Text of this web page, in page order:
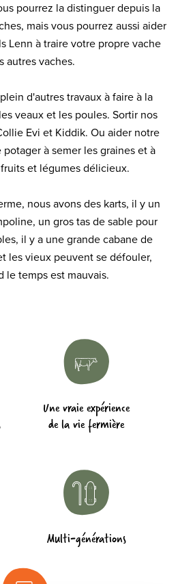
pourrez la distinguer depuis la
mais vous pourrez aussi aider
Lenn à traire votre propre vache
autres vaches.
d'autres travaux à faire à la
veaux et les poules. Sortir nos
Evi et Kiddik. Ou aider notre
à semer les graines et à
et légumes délicieux.
nous avons des karts, il y un
un gros tas de sable pour
il y a une grande cabane de
les vieux peuvent se défouler,
le temps est mauvais.
Une vraie expérience
de la vie fermière
Multi-générations